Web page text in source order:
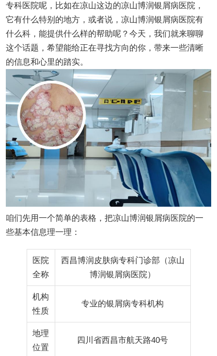
专科医院呢，比如在凉山这边的凉山博润银屑病医院，
它有什么特别的地方，或者说，凉山博润银屑病医院有
什么科，能提供什么样的帮助呢？今天，我们就来聊聊
这个话题，希望能给正在寻找方向的你，带来一些清晰
的信息和心里的踏实。
咱们先用一个简单的表格，把凉山博润银屑病医院的一
些基本信息理一理：
医院
全称
西昌博润皮肤病专科门诊部（凉山
博润银屑病医院）
机构
性质
专业的银屑病专科机构
地理
位置
四川省西昌市航天路40号